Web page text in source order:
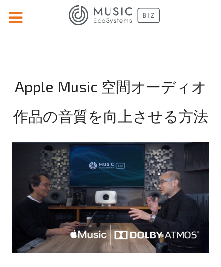
Apple Music 空間オーディオ
作品の音質を向上させる方法